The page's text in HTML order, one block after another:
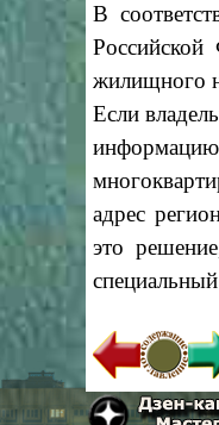
В
Российской
жилищного
Если
адрес
это